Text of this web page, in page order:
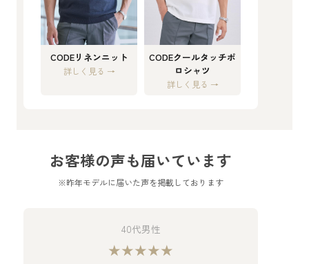
CODEリネンニット
詳しく見る →
CODEクールタッチポ
ロシャツ
詳しく見る →
お客様の声も届いています
※昨年モデルに届いた声を掲載しております
40代男性
★★★★★